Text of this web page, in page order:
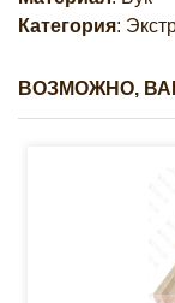
Категория:
ВОЗМОЖНО,